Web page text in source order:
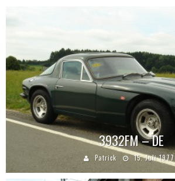
3932FM – DE
Patrick 15. Juli 1977